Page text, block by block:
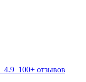
4.9 100+ отзывов